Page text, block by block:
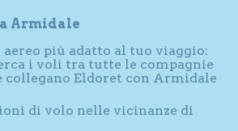
Armidale
più adatto al tuo viaggio:
i voli tra tutte le compagnie
collegano Eldoret con Armidale
di volo nelle vicinanze di